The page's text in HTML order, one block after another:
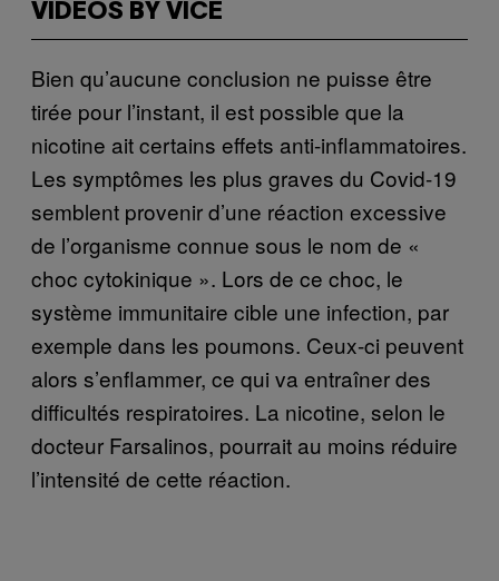
VIDEOS BY VICE
Bien qu’aucune conclusion ne puisse être
tirée pour l’instant, il est possible que la
nicotine ait certains effets anti-inflammatoires.
Les symptômes les plus graves du Covid-19
semblent provenir d’une réaction excessive
de l’organisme connue sous le nom de «
choc cytokinique ». Lors de ce choc, le
système immunitaire cible une infection, par
exemple dans les poumons. Ceux-ci peuvent
alors s’enflammer, ce qui va entraîner des
difficultés respiratoires. La nicotine, selon le
docteur Farsalinos, pourrait au moins réduire
l’intensité de cette réaction.